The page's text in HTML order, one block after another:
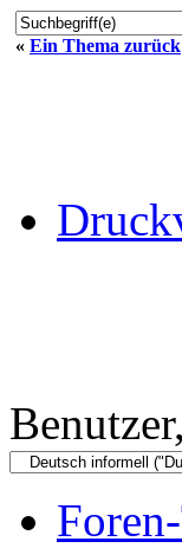
« Ein Thema zurück